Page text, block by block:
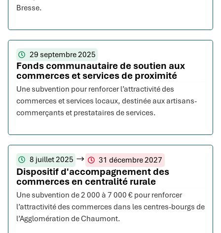
Bresse.
29 septembre 2025
Fonds communautaire de soutien aux
commerces et services de proximité
Une subvention pour renforcer l’attractivité des
commerces et services locaux, destinée aux artisans-
commerçants et prestataires de services.
8 juillet 2025 31 décembre 2027
Dispositif d'accompagnement des
commerces en centralité rurale
Une subvention de 2 000 à 7 000 € pour renforcer
l’attractivité des commerces dans les centres-bourgs de
l’Agglomération de Chaumont.